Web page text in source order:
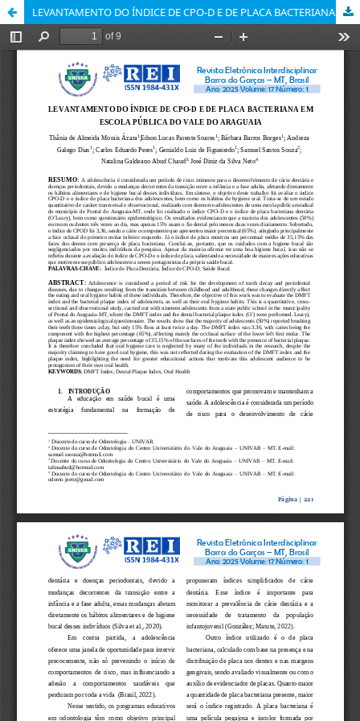
LEVANTAMENTO DO ÍNDICE DE CPO-D E DE PLACA BACTERIANA EM ESCOLA PÚBLICA DO VALE DO ARAGUAIA